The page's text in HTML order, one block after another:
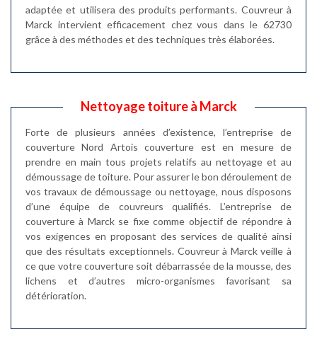
adaptée et utilisera des produits performants. Couvreur à
Marck intervient efficacement chez vous dans le 62730
grâce à des méthodes et des techniques très élaborées.
Nettoyage toiture à Marck
Forte de plusieurs années d’existence, l’entreprise de
couverture Nord Artois couverture est en mesure de
prendre en main tous projets relatifs au nettoyage et au
démoussage de toiture. Pour assurer le bon déroulement de
vos travaux de démoussage ou nettoyage, nous disposons
d’une équipe de couvreurs qualifiés. L’entreprise de
couverture à Marck se fixe comme objectif de répondre à
vos exigences en proposant des services de qualité ainsi
que des résultats exceptionnels. Couvreur à Marck veille à
ce que votre couverture soit débarrassée de la mousse, des
lichens et d’autres micro-organismes favorisant sa
détérioration.